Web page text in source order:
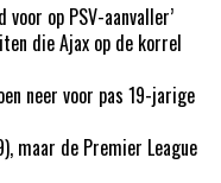
op PSV-aanvaller’
die Ajax op de korrel
neer voor pas 19-jarige
maar de Premier League